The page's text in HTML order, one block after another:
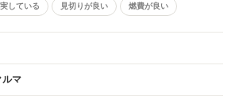
している 見切りが良い 燃費が良い
ルマ